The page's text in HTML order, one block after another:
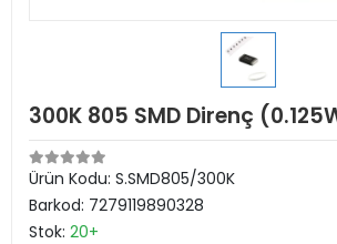
300K 805 SMD Direnç
Ürün Kodu: S.SMD805/300K
Barkod: 7279119890328
Stok: 20+